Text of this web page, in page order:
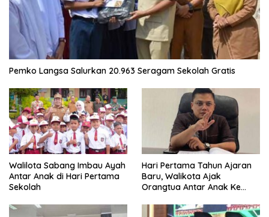
Pemko Langsa Salurkan 20.963 Seragam Sekolah Gratis
Walilota Sabang Imbau Ayah
Antar Anak di Hari Pertama
Sekolah
Hari Pertama Tahun Ajaran
Baru, Walikota Ajak
Orangtua Antar Anak Ke